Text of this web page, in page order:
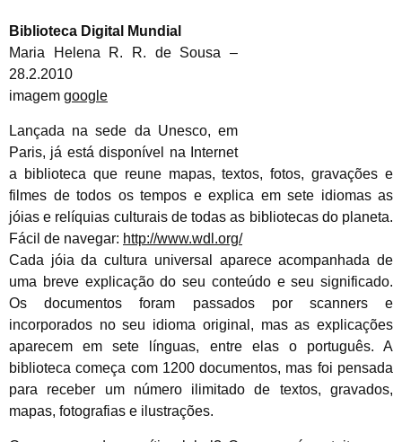
Biblioteca Digital Mundial
Maria Helena R. R. de Sousa –
28.2.2010
imagem google
Lançada na sede da Unesco, em
Paris, já está disponível na Internet
a biblioteca que reune mapas, textos, fotos, gravações e
filmes de todos os tempos e explica em sete idiomas as
jóias e relíquias culturais de todas as bibliotecas do planeta.
Fácil de navegar: http://www.wdl.org/
Cada jóia da cultura universal aparece acompanhada de
uma breve explicação do seu conteúdo e seu significado.
Os documentos foram passados por scanners e
incorporados no seu idioma original, mas as explicações
aparecem em sete línguas, entre elas o português. A
biblioteca começa com 1200 documentos, mas foi pensada
para receber um número ilimitado de textos, gravados,
mapas, fotografias e ilustrações.